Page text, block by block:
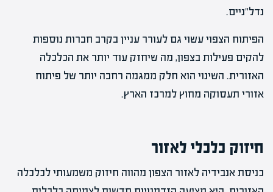
נדל"ניים.
הפיתוח הצפוי עשוי גם לעורר עניין בקרב חברות נוספות
להקים פעילות בצפון, מה שיחזק עוד יותר את הכלכלה
האזורית. השינוי הוא חלק ממגמה רחבה יותר של פיתוח
אזורי תעסוקה מחוץ למרכז הארץ.
חיזוק כלכלי לאזור
כניסת אנבידיה לאזור הצפון מהווה חיזוק משמעותי לכלכלה